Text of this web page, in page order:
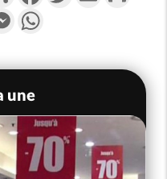
Messenger
une